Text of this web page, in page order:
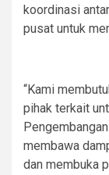
koordinasi
pusat untuk
“Kami
pihak terkait
membawa
dan membuka